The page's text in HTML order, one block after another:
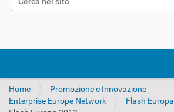
Home
Promozione e Innovazione
Enterprise Europe Network
Flash Europa